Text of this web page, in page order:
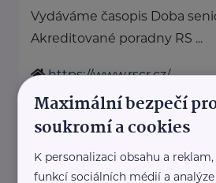
Vydáváme časopis Doba
Akreditované poradny RS ...
https://www.rscr.cz/
+420 222 560 136
rscr@rscr.cz
Svaz léčebných lázní České
Maximální bezpečí
soukromí a cookies
K personalizaci obsahu a
funkcí sociálních médií a